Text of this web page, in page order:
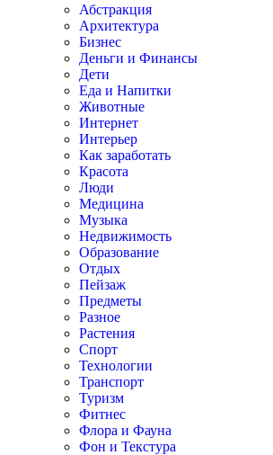
Абстракция
Архитектура
Бизнес
Деньги и Финансы
Дети
Еда и Напитки
Животные
Интернет
Интерьер
Как заработать
Красота
Люди
Медицина
Музыка
Недвижимость
Образование
Отдых
Пейзаж
Предметы
Разное
Растения
Спорт
Технологии
Транспорт
Туризм
Фитнес
Флора и Фауна
Фон и Текстура